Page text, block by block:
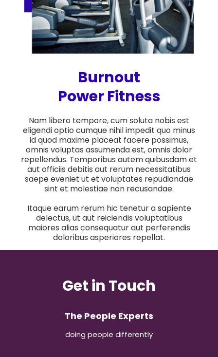
Burnout
Power Fitness
Nam libero tempore, cum soluta nobis est
eligendi optio cumque nihil impedit quo minus
id quod maxime placeat facere possimus,
omnis voluptas assumenda est, omnis dolor
repellendus. Temporibus autem quibusdam et
aut officiis debitis aut rerum necessitatibus
saepe eveniet ut et voluptates repudiandae
sint et molestiae non recusandae.
Itaque earum rerum hic tenetur a sapiente
delectus, ut aut reiciendis voluptatibus
maiores alias consequatur aut perferendis
doloribus asperiores repellat.
Get in Touch
The People Experts
doing people differently